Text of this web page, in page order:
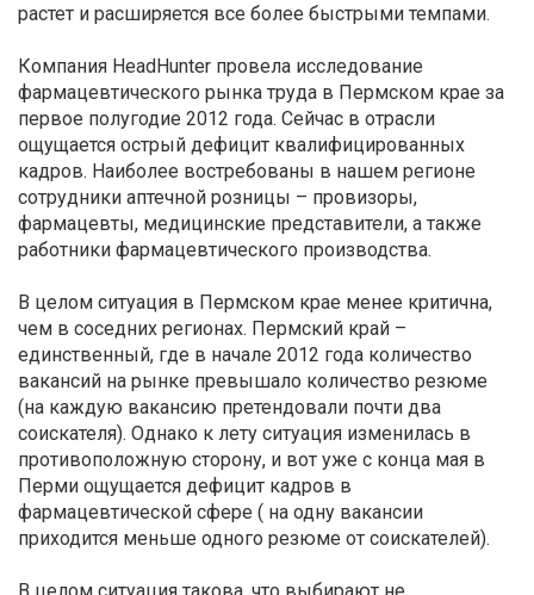
растет и расширяется все более быстрыми темпами.
Компания HeadHunter провела исследование
фармацевтического рынка труда в Пермском крае за
первое полугодие 2012 года. Сейчас в отрасли
ощущается острый дефицит квалифицированных
кадров. Наиболее востребованы в нашем регионе
сотрудники аптечной розницы – провизоры,
фармацевты, медицинские представители, а также
работники фармацевтического производства.
В целом ситуация в Пермском крае менее критична,
чем в соседних регионах. Пермский край –
единственный, где в начале 2012 года количество
вакансий на рынке превышало количество резюме
(на каждую вакансию претендовали почти два
соискателя). Однако к лету ситуация изменилась в
противоположную сторону, и вот уже с конца мая в
Перми ощущается дефицит кадров в
фармацевтической сфере ( на одну вакансии
приходится меньше одного резюме от соискателей).
В целом ситуация такова, что выбирают не